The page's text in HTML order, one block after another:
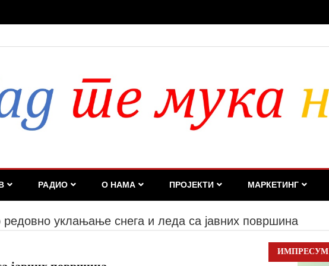
или недељу, нервоза опозиције биће све већа
РАДИО О НАМА ПРОЈЕКТИ МАРКЕТИНГ
уклањање снега и леда са јавних површина
ИМПРЕСУМ